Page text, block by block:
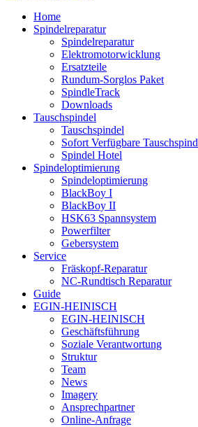
Home
Spindelreparatur
Spindelreparatur
Elektromotorwicklung
Ersatzteile
Rundum-Sorglos Paket
SpindleTrack
Downloads
Tauschspindel
Tauschspindel
Sofort Verfügbare
Spindel Hotel
Spindeloptimierung
Spindeloptimierung
BlackBoy I
BlackBoy II
HSK63 Spannsystem
Powerfilter
Gebersystem
Service
Fräskopf-Reparatur
NC-Rundtisch Reparatur
Guide
EGIN-HEINISCH
EGIN-HEINISCH
Geschäftsführung
Soziale Verantwortung
Struktur
Team
News
Imagery
Ansprechpartner
Online-Anfrage